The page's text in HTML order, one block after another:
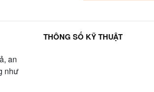
an
như
THÔNG SỐ KỸ THUẬT